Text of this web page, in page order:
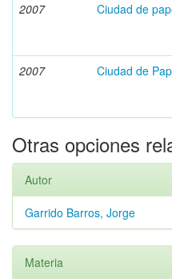
2007
Ciudad de
2007
Ciudad de
Otras opciones
Autor
Garrido Barros, Jorge
Materia